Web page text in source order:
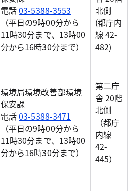
電話03-5388-3553
（平日の9時00分から
11時30分まで、13時00
分から16時30分まで）
北側
(都庁内
線 42-
482)
環境局環境改善部環境
保安課
電話03-5388-3471
（平日の9時00分から
11時30分まで、13時00
分から16時30分まで）
第二庁
舎 20階
北側
（都庁
内線
42-
445）